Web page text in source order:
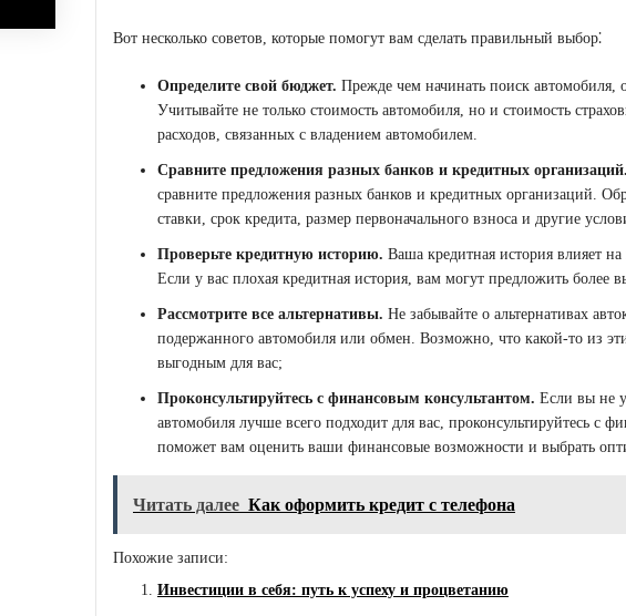
Вот несколько советов, которые помогут вам сделать правильный выбор⁚
Определите свой бюджет. Прежде чем начинать поиск автомобиля,
Учитывайте не только стоимость автомобиля, но и стоимость
расходов, связанных с владением автомобилем.
Сравните предложения разных банков и кредитных организаций.
сравните предложения разных банков и кредитных организаций.
ставки, срок кредита, размер первоначального взноса и другие
Проверьте кредитную историю. Ваша кредитная история влияет
Если у вас плохая кредитная история, вам могут предложить более
Рассмотрите все альтернативы. Не забывайте о альтернативах
подержанного автомобиля или обмен. Возможно, что какой-то из
выгодным для вас;
Проконсультируйтесь с финансовым консультантом. Если вы не
автомобиля лучше всего подходит для вас, проконсультируйтесь с
поможет вам оценить ваши финансовые возможности и выбрать
Читать далее Как оформить кредит с телефона
Похожие записи:
Инвестиции в себя: путь к успеху и процветанию